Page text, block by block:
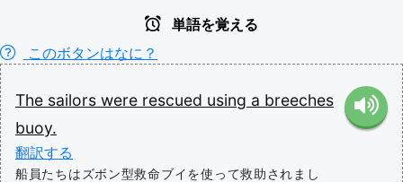
単語を覚える
このボタンはなに？
The sailors were rescued using a breeches
buoy.
翻訳する
船員たちはズボン型救命ブイを使って救助されまし